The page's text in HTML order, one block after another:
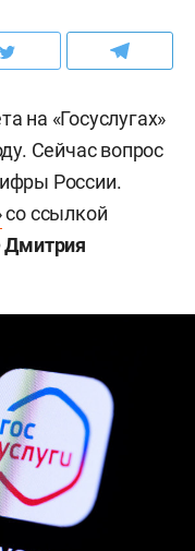
на «Госуслугах»
Сейчас вопрос
России.
со ссылкой
Дмитрия